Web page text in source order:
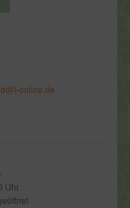
online.de
Uhr